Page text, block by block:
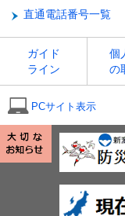
直通電話番号一覧
ガイド
ライン
個
の
PCサイト表示